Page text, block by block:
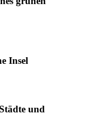
Insel
und